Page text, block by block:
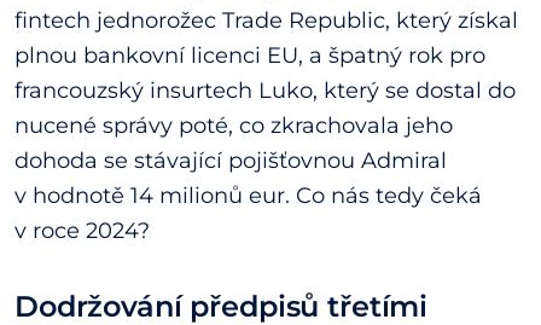
fintech jednorožec Trade Republic, který získal
plnou bankovní licenci EU, a špatný rok pro
francouzský insurtech Luko, který se dostal do
nucené správy poté, co zkrachovala jeho
dohoda se stávající pojišťovnou Admiral
v hodnotě 14 milionů eur. Co nás tedy čeká
v roce 2024?
Dodržování předpisů třetími